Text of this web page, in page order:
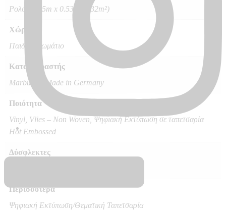
Ρολό 10.05m x 0.53m (5.32m²)
Χώρος
Παιδικό Δωμάτιο
Κατασκευαστής
Marburg – Made in Germany
Ποιότητα
Vinyl, Vlies – Non Woven, Ψηφιακή Εκτύπωση σε ταπετσαρία
Hot Embossed
Δύσφλεκτες
Περισσότερα
Ψηφιακή Εκτύπωση/Θεματική Ταπετσαρία